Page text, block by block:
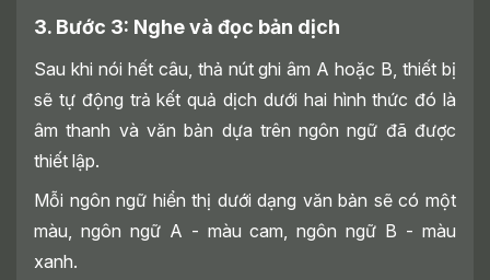
3. Bước 3: Nghe và đọc bản dịch
Sau khi nói hết câu, thả nút ghi âm A hoặc B, thiết bị
sẽ tự động trả kết quả dịch dưới hai hình thức đó là
âm thanh và văn bản dựa trên ngôn ngữ đã được
thiết lập.
Mỗi ngôn ngữ hiển thị dưới dạng văn bản sẽ có một
màu, ngôn ngữ A - màu cam, ngôn ngữ B - màu
xanh.